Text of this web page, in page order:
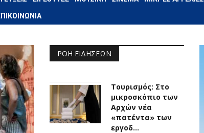
ΡΟΉ ΕΙΔΉΣΕΩΝ
Τουρισμός: Στο
μικροσκόπιο των
Αρχών νέα
«πατέντα» των
εργοδ…